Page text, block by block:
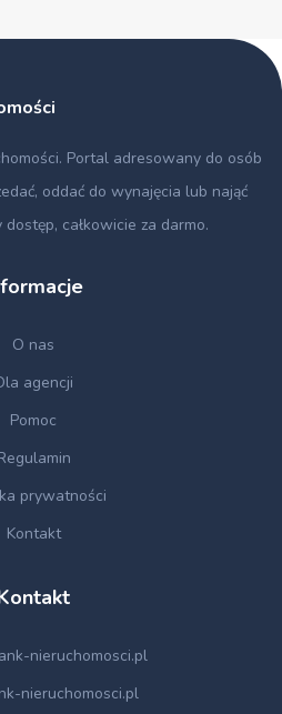
. Portal adresowany do osób
oddać do wynajęcia lub nająć
dostęp, całkowicie za darmo.
O nas
agencji
Pomoc
prywatności
Kontakt
nieruchomosci.pl
nieruchomosci.pl